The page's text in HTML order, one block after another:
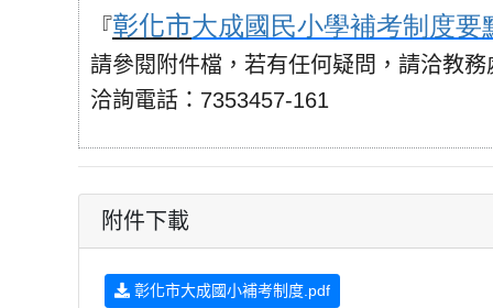
『彰化市大成國民小學補考制度要
請參閱附件檔，若有任何疑問，請洽教務
洽詢電話： 7353457-161
附件下載
彰化市大成國小補考制度.pdf